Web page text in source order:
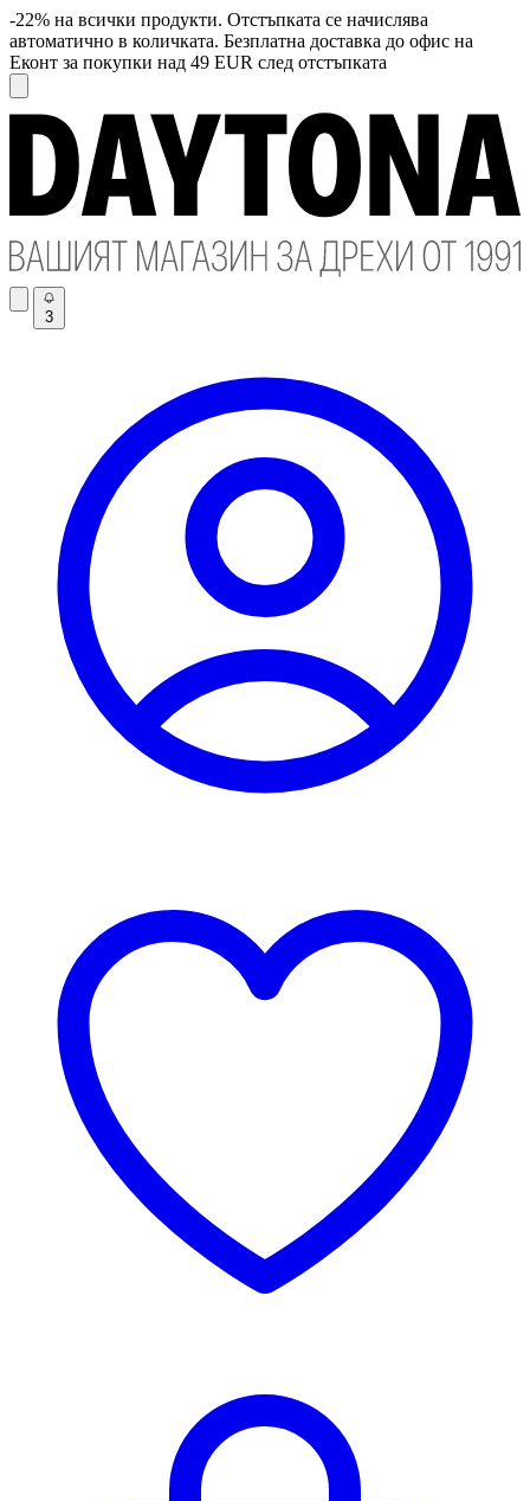
-22% на всички продукти. Отстъпката се начислява
автоматично в количката. Безплатна доставка до офис на
Еконт за покупки над 49 EUR след отстъпката
3